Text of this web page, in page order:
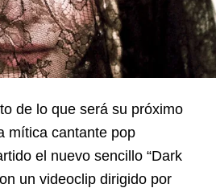
de lo que será su próximo
mítica cantante pop
el nuevo sencillo “Dark
un videoclip dirigido por